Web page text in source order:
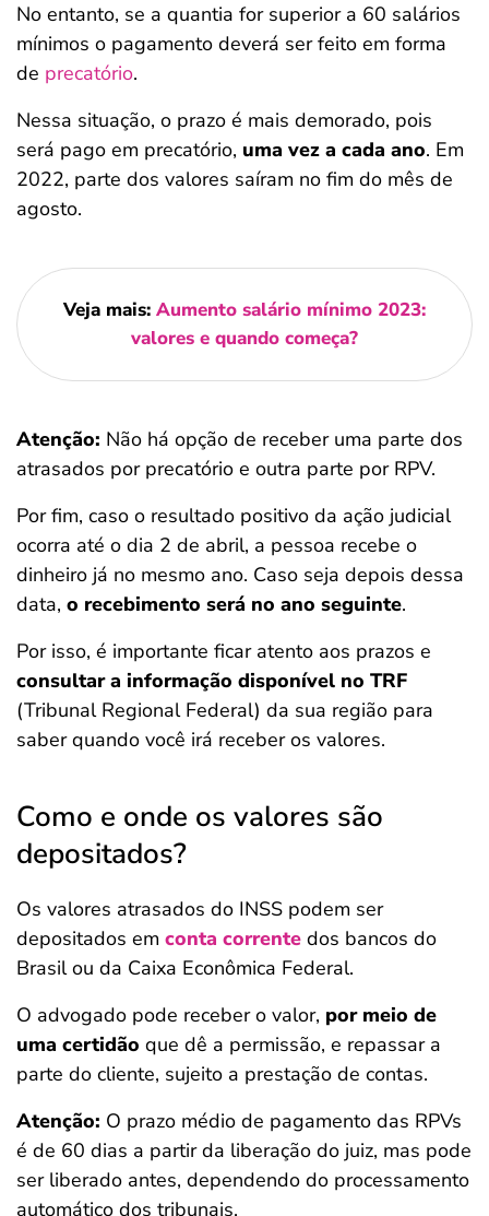
No entanto, se a quantia for superior a 60 salários
mínimos o pagamento deverá ser feito em forma
de precatório.
Nessa situação, o prazo é mais demorado, pois
será pago em precatório, uma vez a cada ano. Em
2022, parte dos valores saíram no fim do mês de
agosto.
Veja mais: Aumento salário mínimo 2023:
valores e quando começa?
Atenção: Não há opção de receber uma parte dos
atrasados por precatório e outra parte por RPV.
Por fim, caso o resultado positivo da ação judicial
ocorra até o dia 2 de abril, a pessoa recebe o
dinheiro já no mesmo ano. Caso seja depois dessa
data, o recebimento será no ano seguinte.
Por isso, é importante ficar atento aos prazos e
consultar a informação disponível no TRF
(Tribunal Regional Federal) da sua região para
saber quando você irá receber os valores.
Como e onde os valores são
depositados?
Os valores atrasados do INSS podem ser
depositados em conta corrente dos bancos do
Brasil ou da Caixa Econômica Federal.
O advogado pode receber o valor, por meio de
uma certidão que dê a permissão, e repassar a
parte do cliente, sujeito a prestação de contas.
Atenção: O prazo médio de pagamento das RPVs
é de 60 dias a partir da liberação do juiz, mas pode
ser liberado antes, dependendo do processamento
automático dos tribunais.